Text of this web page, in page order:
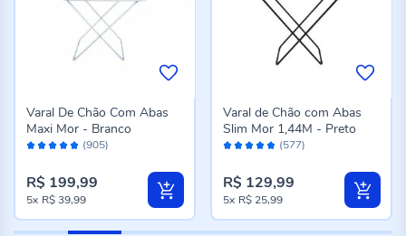
Avaliação: (905)
Varal De Chão Com Abas
Maxi Mor - Branco
R$ 199,99
5x R$ 39,99
Avaliação: (577)
Varal de Chão com Abas
Slim Mor 1,44M - Preto
R$ 129,99
5x R$ 25,99